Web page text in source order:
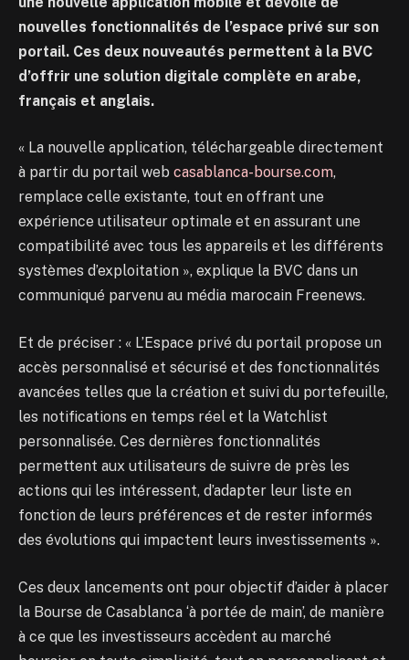
nouvelles fonctionnalités de l’espace privé sur son
portail. Ces deux nouveautés permettent à la BVC
d’offrir une solution digitale complète en arabe,
français et anglais.
« La nouvelle application, téléchargeable directement
à partir du portail web casablanca-bourse.com,
remplace celle existante, tout en offrant une
expérience utilisateur optimale et en assurant une
compatibilité avec tous les appareils et les différents
systèmes d’exploitation », explique la BVC dans un
communiqué parvenu au média marocain Freenews.
Et de préciser : « L’Espace privé du portail propose un
accès personnalisé et sécurisé et des fonctionnalités
avancées telles que la création et suivi du portefeuille,
les notifications en temps réel et la Watchlist
personnalisée. Ces dernières fonctionnalités
permettent aux utilisateurs de suivre de près les
actions qui les intéressent, d’adapter leur liste en
fonction de leurs préférences et de rester informés
des évolutions qui impactent leurs investissements ».
Ces deux lancements ont pour objectif d’aider à placer
la Bourse de Casablanca ‘à portée de main’, de manière
à ce que les investisseurs accèdent au marché